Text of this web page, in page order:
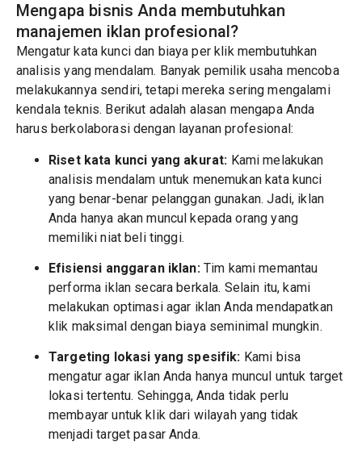
Mengapa bisnis Anda membutuhkan
manajemen iklan profesional?
Mengatur kata kunci dan biaya per klik membutuhkan
analisis yang mendalam. Banyak pemilik usaha mencoba
melakukannya sendiri, tetapi mereka sering mengalami
kendala teknis. Berikut adalah alasan mengapa Anda
harus berkolaborasi dengan layanan profesional:
Riset kata kunci yang akurat: Kami melakukan
analisis mendalam untuk menemukan kata kunci
yang benar-benar pelanggan gunakan. Jadi, iklan
Anda hanya akan muncul kepada orang yang
memiliki niat beli tinggi.
Efisiensi anggaran iklan:Tim kami memantau
performa iklan secara berkala. Selain itu, kami
melakukan optimasi agar iklan Anda mendapatkan
klik maksimal dengan biaya seminimal mungkin.
Targeting lokasi yang spesifik: Kami bisa
mengatur agar iklan Anda hanya muncul untuk target
lokasi tertentu. Sehingga, Anda tidak perlu
membayar untuk klik dari wilayah yang tidak
menjadi target pasar Anda.